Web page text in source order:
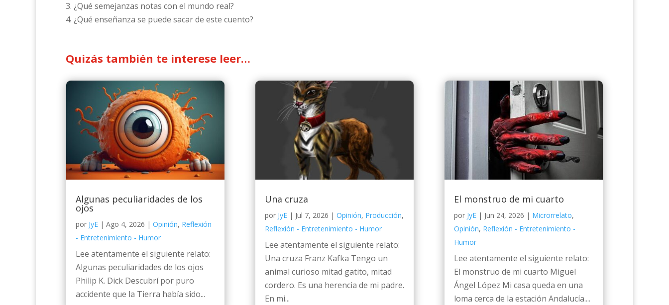
3. ¿Qué semejanzas notas con el mundo real?
4. ¿Qué enseñanza se puede sacar de este cuento?
Quizás también te interese leer…
Algunas peculiaridades de los
ojos
por JyE | Ago 4, 2026 | Opinión, Reflexión
- Entretenimiento - Humor
Lee atentamente el siguiente relato:
Algunas peculiaridades de los ojos
Philip K. Dick Descubrí por puro
accidente que la Tierra había sido...
Una cruza
por JyE| Jul 7, 2026 | Opinión, Producción,
Reflexión - Entretenimiento - Humor
Lee atentamente el siguiente relato:
Una cruza Franz Kafka Tengo un
animal curioso mitad gatito, mitad
cordero. Es una herencia de mi padre.
En mi...
El monstruo de mi cuarto
por JyE| Jun 24, 2026 | Microrrelato,
Opinión, Reflexión - Entretenimiento -
Humor
Lee atentamente el siguiente relato:
El monstruo de mi cuarto Miguel
Ángel López Mi casa queda en una
loma cerca de la estación Andalucía....